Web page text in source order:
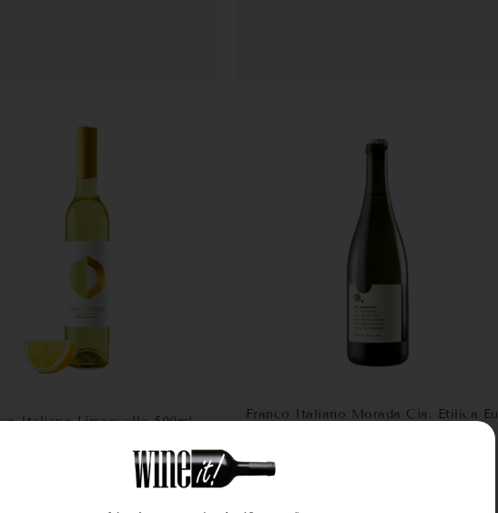
Italiano Limoncello 500ml
Franco Italiano Morada Cia. Etílica Eu